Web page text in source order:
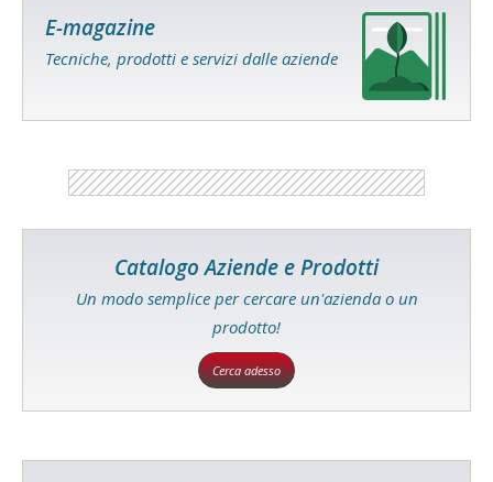
E-magazine
Tecniche, prodotti e servizi dalle aziende
Catalogo Aziende e Prodotti
Un modo semplice per cercare un'azienda o un
prodotto!
Cerca adesso